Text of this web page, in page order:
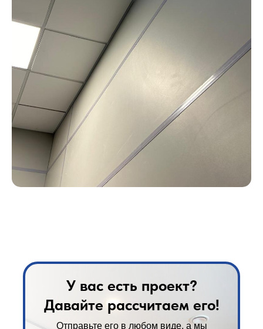
У вас есть проект?
Давайте рассчитаем его!
Отправьте его в любом виде, а мы